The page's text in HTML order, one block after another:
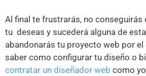
Al final te frustrarás, no conseguirás
tu deseas y sucederá alguna de
abandonarás tu proyecto web por
saber como configurar tu diseño o
contratar un diseñador web como